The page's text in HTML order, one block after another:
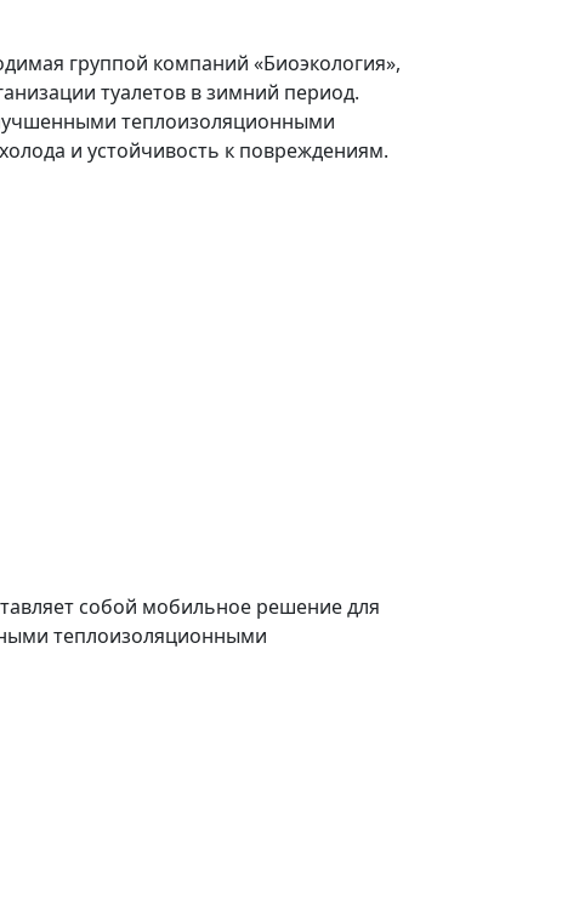
группой компаний «Биоэкология»,
туалетов в зимний период.
теплоизоляционными
и устойчивость к повреждениям.
собой мобильное решение для
теплоизоляционными